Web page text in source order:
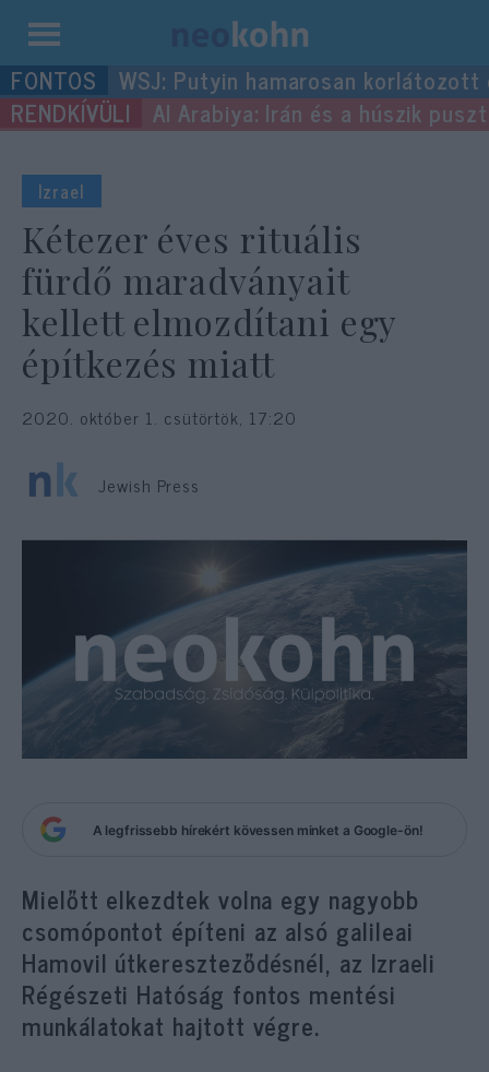
Kilépés
a
tartalomba
WSJ: Putyin hamarosan
Al Arabiya: Irán és a húszik
Izrael
Kétezer éves rituális
fürdő maradványait
kellett elmozdítani egy
építkezés miatt
2020. október 1. csütörtök, 17:20
Jewish Press
A legfrissebb hírekért kövessen minket a Google-ön!
Mielőtt elkezdtek volna egy nagyobb
csomópontot építeni az alsó galileai
Hamovil útkereszteződésnél, az Izraeli
Régészeti Hatóság fontos mentési
munkálatokat hajtott végre.